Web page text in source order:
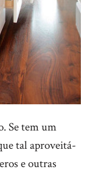
Se tem um
tal aproveitá-
e outras